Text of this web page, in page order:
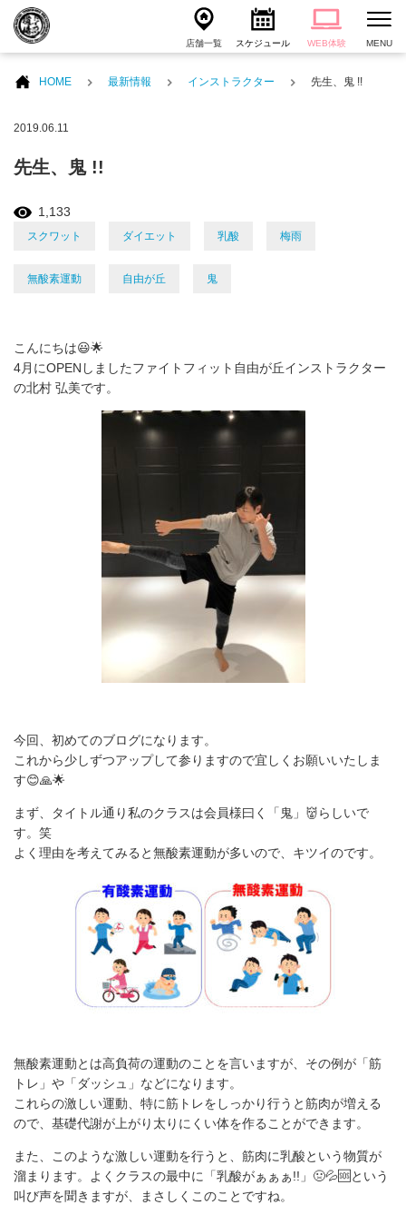
店舗一覧 スケジュール WEB体験 MENU
HOME 最新情報 インストラクター 先生、鬼 !!
2019.06.11
先生、鬼 !!
1,133
スクワット ダイエット 乳酸 梅雨
無酸素運動 自由が丘 鬼
こんにちは😃🌟
4月にOPENしましたファイトフィット自由が丘インストラクター
の北村 弘美です。
今回、初めてのブログになります。
これから少しずつアップして参りますので宜しくお願いいたしま
す😊🙏🌟
まず、タイトル通り私のクラスは会員様曰く「鬼」👹らしいで
す。笑
よく理由を考えてみると無酸素運動が多いので、キツイのです。
無酸素運動とは高負荷の運動のことを言いますが、その例が「筋
トレ」や「ダッシュ」などになります。
これらの激しい運動、特に筋トレをしっかり行うと筋肉が増える
ので、基礎代謝が上がり太りにくい体を作ることができます。
また、このような激しい運動を行うと、筋肉に乳酸という物質が
溜まります。よくクラスの最中に「乳酸がぁぁぁ!!」🤢💦🆘という
叫び声を聞きますが、まさしくこのことですね。